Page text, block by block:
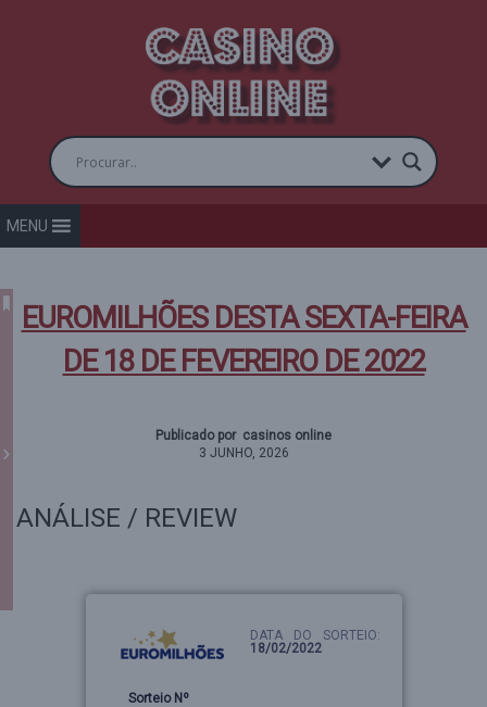
MENU
EUROMILHÕES DESTA SEXTA-FEIRA
DE 18 DE FEVEREIRO DE 2022
Publicado por casinos online
3 JUNHO, 2026
ANÁLISE / REVIEW
DATA DO SORTEIO:
18/02/2022
Sorteio Nº